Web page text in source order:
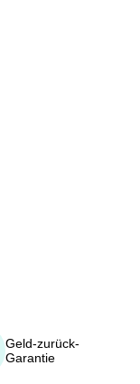
Geld-zurück-
Garantie